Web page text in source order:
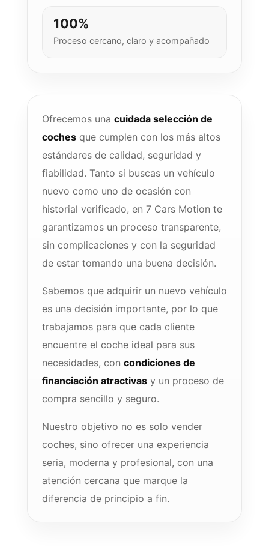
100%
Proceso cercano, claro y acompañado
Ofrecemos una cuidada selección de
coches que cumplen con los más altos
estándares de calidad, seguridad y
fiabilidad. Tanto si buscas un vehículo
nuevo como uno de ocasión con
historial verificado, en 7 Cars Motion te
garantizamos un proceso transparente,
sin complicaciones y con la seguridad
de estar tomando una buena decisión.
Sabemos que adquirir un nuevo vehículo
es una decisión importante, por lo que
trabajamos para que cada cliente
encuentre el coche ideal para sus
necesidades, con condiciones de
financiación atractivas y un proceso de
compra sencillo y seguro.
Nuestro objetivo no es solo vender
coches, sino ofrecer una experiencia
seria, moderna y profesional, con una
atención cercana que marque la
diferencia de principio a fin.